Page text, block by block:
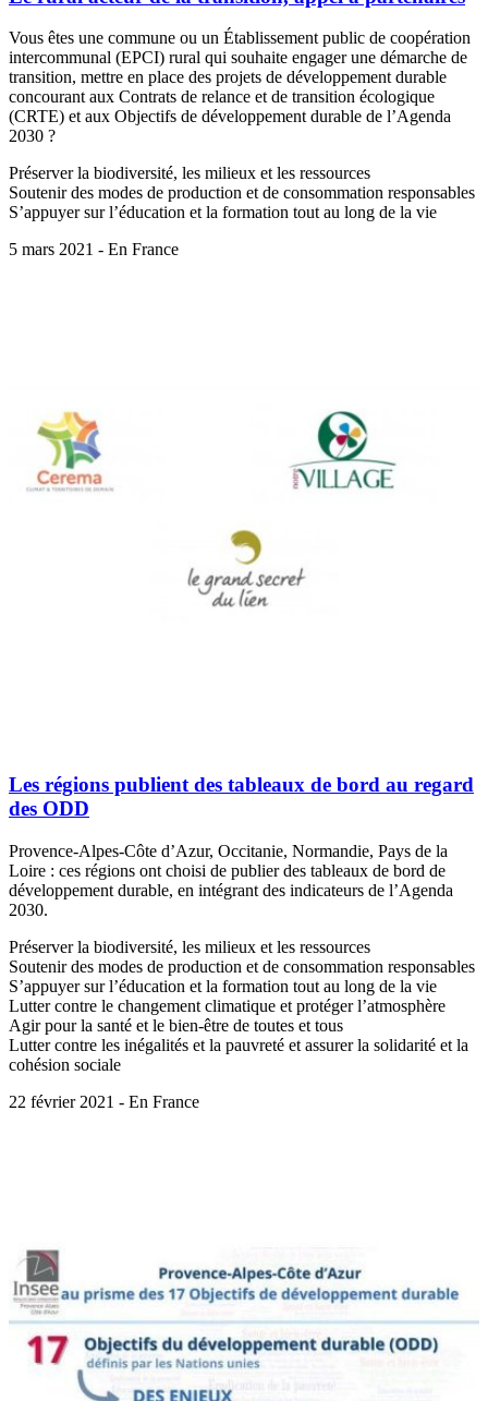
Vous êtes une commune ou un Établissement public de coopération
intercommunal (EPCI) rural qui souhaite engager une démarche de
transition, mettre en place des projets de développement durable
concourant aux Contrats de relance et de transition écologique
(CRTE) et aux Objectifs de développement durable de l’Agenda
2030 ?
Préserver la biodiversité, les milieux et les ressources
Soutenir des modes de production et de consommation responsables
S’appuyer sur l’éducation et la formation tout au long de la vie
5 mars 2021 - En France
Les régions publient des tableaux de bord au regard
des ODD
Provence-Alpes-Côte d’Azur, Occitanie, Normandie, Pays de la
Loire : ces régions ont choisi de publier des tableaux de bord de
développement durable, en intégrant des indicateurs de l’Agenda
2030.
Préserver la biodiversité, les milieux et les ressources
Soutenir des modes de production et de consommation responsables
S’appuyer sur l’éducation et la formation tout au long de la vie
Lutter contre le changement climatique et protéger l’atmosphère
Agir pour la santé et le bien-être de toutes et tous
Lutter contre les inégalités et la pauvreté et assurer la solidarité et la
cohésion sociale
22 février 2021 - En France